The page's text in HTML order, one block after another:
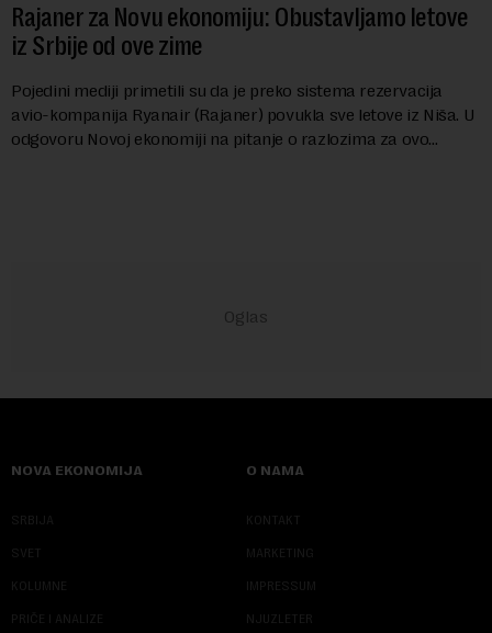
Rajaner za Novu ekonomiju: Obustavljamo letove
iz Srbije od ove zime
Pojedini mediji primetili su da je preko sistema rezervacija
avio-kompanija Ryanair (Rajaner) povukla sve letove iz Niša. U
odgovoru Novoj ekonomiji na pitanje o razlozima za ovo
NOVA EKONOMIJA
SRBIJA
SVET
KOLUMNE
PRIČE I ANALIZE
O NAMA
KONTAKT
MARKETING
IMPRESSUM
NJUZLETER